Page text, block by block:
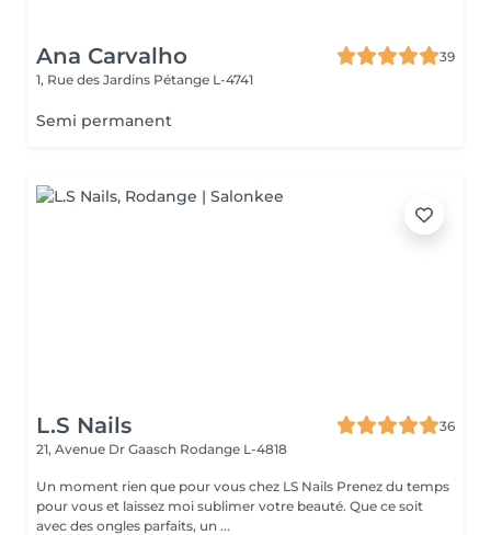
Ana Carvalho
39
1, Rue des Jardins Pétange L-4741
Semi permanent
L.S Nails
36
21, Avenue Dr Gaasch Rodange L-4818
Un moment rien que pour vous chez LS Nails Prenez du temps
pour vous et laissez moi sublimer votre beauté. Que ce soit
avec des ongles parfaits, un ...